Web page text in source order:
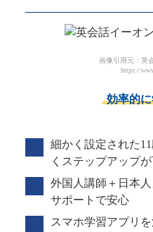
画像引用元：英
https://
効率的
細かく設定された
くステップアップ
外国人講師＋日本
サポートで安心
スマホ学習アプリ